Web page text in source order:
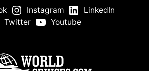
Instagram
LinkedIn
Twitter
Youtube